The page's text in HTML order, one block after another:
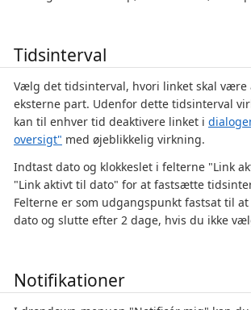
Tidsinterval
Vælg det tidsinterval, hvori linket skal være
eksterne part. Udenfor dette tidsinterval
kan til enhver tid deaktivere linket i
oversigt" med øjeblikkelig virkning.
Indtast dato og klokkeslet i felterne "Link
"Link aktivt til dato" for at fastsætte
Felterne er som udgangspunkt fastsat til
dato og slutte efter 2 dage, hvis du ikke
Notifikationer